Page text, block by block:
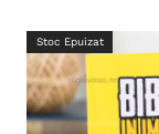
Stoc Epuizat